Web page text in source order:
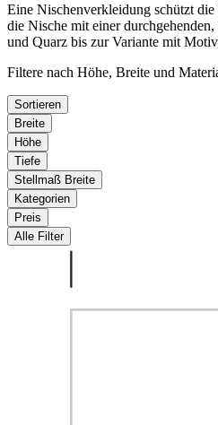
Eine Nischenverkleidung schützt
die Nische mit einer
und Quarz bis zur Variante mit
Filtere nach Höhe, Breite und
Sortieren
Breite
Höhe
Tiefe
Stellmaß Breite
Kategorien
Preis
Alle Filter